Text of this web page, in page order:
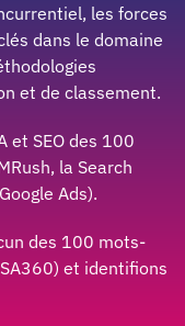
les forces
dans le domaine
et de classement.
et SEO des 100
la Search
Ads).
des 100 mots-
et identifions